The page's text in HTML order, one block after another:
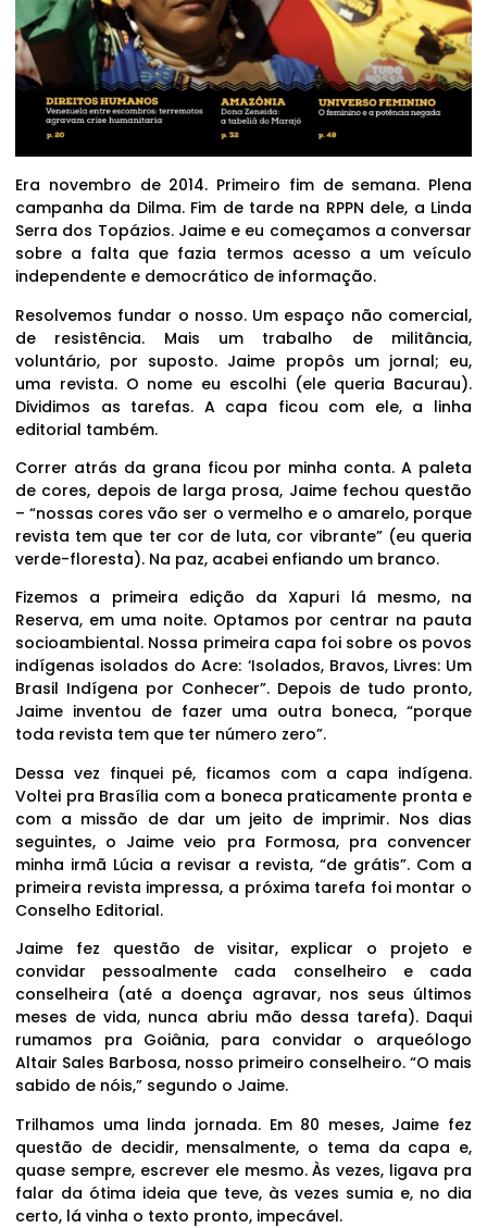
Era novembro de 2014. Primeiro fim de semana. Plena
campanha da Dilma. Fim de tarde na RPPN dele, a Linda
Serra dos Topázios. Jaime e eu começamos a conversar
sobre a falta que fazia termos acesso a um veículo
independente e democrático de informação.
Resolvemos fundar o nosso. Um espaço não comercial,
de resistência. Mais um trabalho de militância,
voluntário, por suposto. Jaime propôs um jornal; eu,
uma revista. O nome eu escolhi (ele queria Bacurau).
Dividimos as tarefas. A capa ficou com ele, a linha
editorial também.
Correr atrás da grana ficou por minha conta. A paleta
de cores, depois de larga prosa, Jaime fechou questão
– “nossas cores vão ser o vermelho e o amarelo, porque
revista tem que ter cor de luta, cor vibrante” (eu queria
verde-floresta). Na paz, acabei enfiando um branco.
Fizemos a primeira edição da Xapuri lá mesmo, na
Reserva, em uma noite. Optamos por centrar na pauta
socioambiental. Nossa primeira capa foi sobre os povos
indígenas isolados do Acre: ‘Isolados, Bravos, Livres: Um
Brasil Indígena por Conhecer”. Depois de tudo pronto,
Jaime inventou de fazer uma outra boneca, “porque
toda revista tem que ter número zero”.
Dessa vez finquei pé, ficamos com a capa indígena.
Voltei pra Brasília com a boneca praticamente pronta e
com a missão de dar um jeito de imprimir. Nos dias
seguintes, o Jaime veio pra Formosa, pra convencer
minha irmã Lúcia a revisar a revista, “de grátis”. Com a
primeira revista impressa, a próxima tarefa foi montar o
Conselho Editorial.
Jaime fez questão de visitar, explicar o projeto e
convidar pessoalmente cada conselheiro e cada
conselheira (até a doença agravar, nos seus últimos
meses de vida, nunca abriu mão dessa tarefa). Daqui
rumamos pra Goiânia, para convidar o arqueólogo
Altair Sales Barbosa, nosso primeiro conselheiro. “O mais
sabido de nóis,” segundo o Jaime.
Trilhamos uma linda jornada. Em 80 meses, Jaime fez
questão de decidir, mensalmente, o tema da capa e,
quase sempre, escrever ele mesmo. Às vezes, ligava pra
falar da ótima ideia que teve, às vezes sumia e, no dia
certo, lá vinha o texto pronto, impecável.